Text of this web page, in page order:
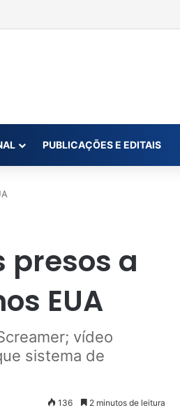
feridos em Itaituba
PUBLICAÇÕES E EDITAIS
presos a
EUA
vídeo
sistema de
136 2 minutos de leitura